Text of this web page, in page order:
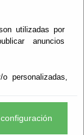
utilizadas por
anuncios
personalizadas,
de la Sede